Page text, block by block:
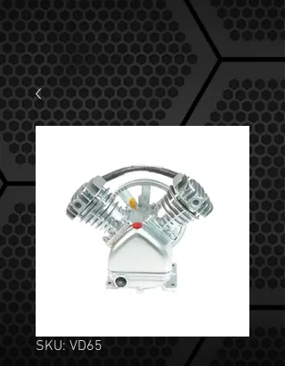
SKU: VD65